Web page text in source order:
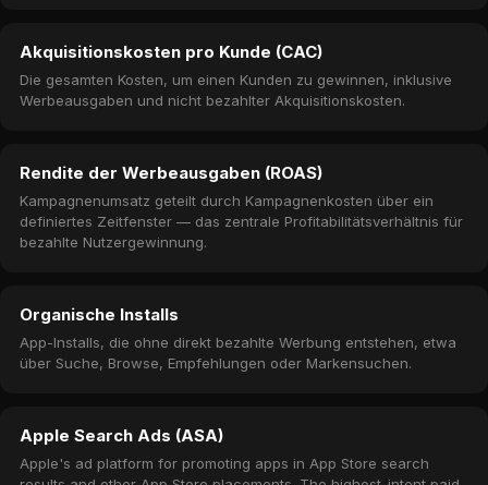
Akquisitionskosten pro Kunde (CAC)
Die gesamten Kosten, um einen Kunden zu gewinnen, inklusive
Werbeausgaben und nicht bezahlter Akquisitionskosten.
Rendite der Werbeausgaben (ROAS)
Kampagnenumsatz geteilt durch Kampagnenkosten über ein
definiertes Zeitfenster — das zentrale Profitabilitätsverhältnis für
bezahlte Nutzergewinnung.
Organische Installs
App-Installs, die ohne direkt bezahlte Werbung entstehen, etwa
über Suche, Browse, Empfehlungen oder Markensuchen.
Apple Search Ads (ASA)
Apple's ad platform for promoting apps in App Store search